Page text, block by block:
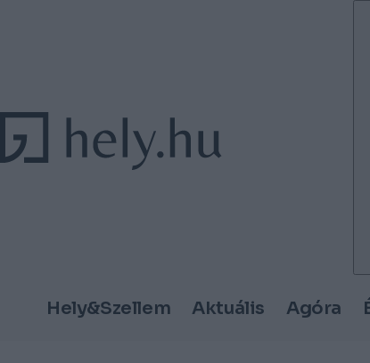
Tovább a tartalomhoz
Tovább a lábléchez
Hely&Szellem Aktuális Agóra